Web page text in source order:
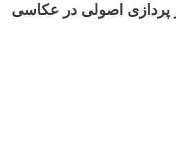
پردازی اصولی در عکاسی